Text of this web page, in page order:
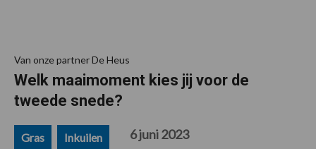
Van onze partner De Heus
Welk maaimoment kies jij voor de
tweede snede?
Gras Inkuilen 6 juni 2023